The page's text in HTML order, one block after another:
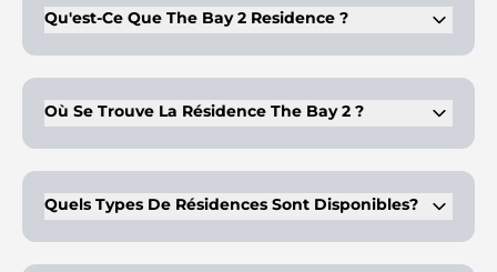
Qu'est-Ce Que The Bay 2 Residence ?
de Yas proposant des studios, des appartements de 4
chambres et des maisons de ville.
Où Se Trouve La Résidence The Bay 2 ?
imprenable sur le front de mer et à proximité des principales
attractions comme Ferrari World et Yas Waterworld.
Quels Types De Résidences Sont Disponibles?
d'appartements de 1 à 4 chambres et de maisons de ville de 3